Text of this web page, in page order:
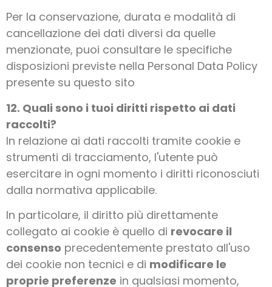
Per la conservazione, durata e modalità di
cancellazione dei dati diversi da quelle
menzionate, puoi consultare le specifiche
disposizioni previste nella Personal Data Policy
presente su questo sito
12. Quali sono i tuoi diritti rispetto ai dati
raccolti?
In relazione ai dati raccolti tramite cookie e
strumenti di tracciamento, l'utente può
esercitare in ogni momento i diritti riconosciuti
dalla normativa applicabile.
In particolare, il diritto più direttamente
collegato ai cookie è quello di revocare il
consenso precedentemente prestato all'uso
dei cookie non tecnici e di modificare le
proprie preferenze in qualsiasi momento,